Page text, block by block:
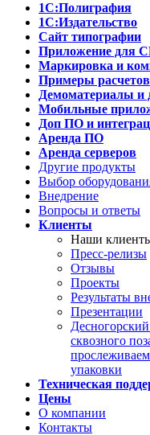
1С:Полиграфия
1С:Издательство
Сайт типографии
Приложение для
Маркировка и
Примеры расчетов
Демоматериалы и
Мобильные
Доп ПО и
Аренда ПО
Аренда серверов
Другие продукты
Выбор
Внедрение
Вопросы и ответы
Клиенты
Наши
Пресс-релизы
Отзывы
Проекты
Результаты
Презентации
сквозного
упаковки
Техническая
Цены
О компании
Контакты